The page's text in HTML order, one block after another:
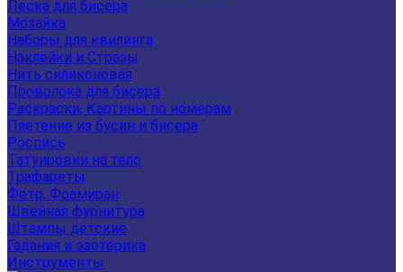
Леска для бисера
Мозайка
Наборы для квилинга
Наклейки и Стразы
Нить силиконовая
Проволока для бисера
Раскраски, Картины по номерам
Плетение из бусин и бисера
Роспись
Татуировки на тело
Трафареты
Фетр, Фоамиран
Швейная фурнитура
Штампы детские
Гадания и эзотерика
Инструменты